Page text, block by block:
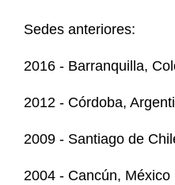
Sedes anteriores:
2016 - Barranquilla,
2012 - Córdoba,
2009 - Santiago de
2004 - Cancún, México